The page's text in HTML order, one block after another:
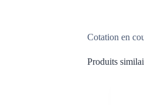
Cotation en
Produits